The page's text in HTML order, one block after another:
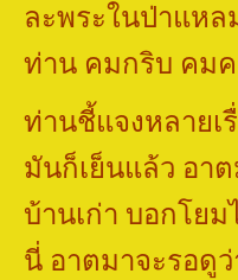
ละพระในป่าแหล
ท่าน คมกริบ คม
ท่านชี้แจงหลายเ
มันก็เย็นแล้ว อา
บ้านเก่า บอกโย
นี่ อาตมาจะรอดู